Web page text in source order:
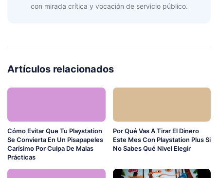
con mirada crítica y vocación de servicio público.
Artículos relacionados
Cómo Evitar Que Tu Playstation
Se Convierta En Un Pisapapeles
Carísimo Por Culpa De Malas
Prácticas
Por Qué Vas A Tirar El Dinero
Este Mes Con Playstation Plus Si
No Sabes Qué Nivel Elegir